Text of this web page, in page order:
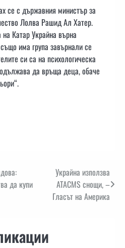
се с държавния министър за
Лолва Рашид Ал Хатер.
Катар Украйна върна
има група завърнали се
си са на психологическа
да връща деца, обаче
да купи
Украйна използва
ATACMS снощи, –
Гласът на Америка